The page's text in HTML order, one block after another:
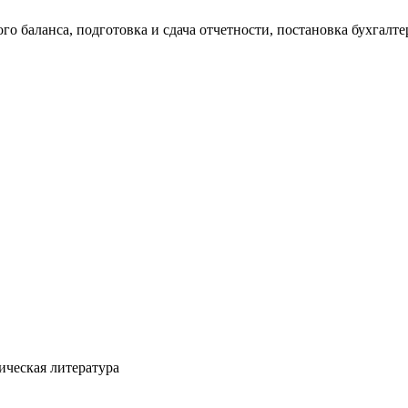
баланса, подготовка и сдача отчетности, постановка
литература